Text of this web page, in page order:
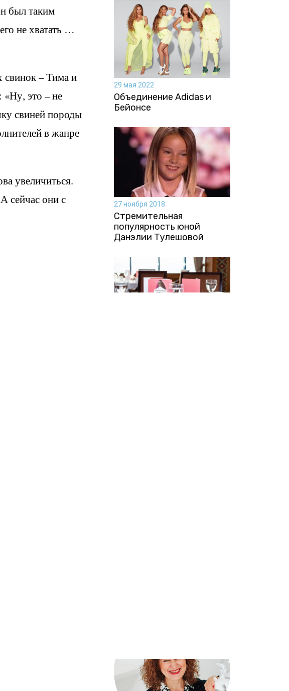
был таким
не хватать …
свинок – Тима и
это – не
свиней породы
в жанре
увеличиться.
сейчас они с
29 мая 2022
Объединение Adidas и
Бейонсе
27 ноября 2018
Стремительная
популярность юной
Данэлии Тулешовой